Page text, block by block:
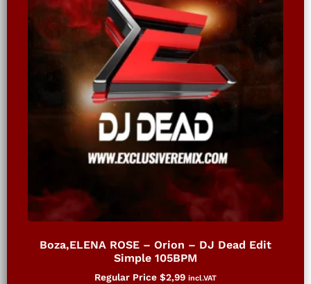
Boza,ELENA ROSE – Orion – DJ Dead Edit
Simple 105BPM
Regular Price $2,99 incl.VAT